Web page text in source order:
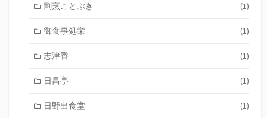
割烹ことぶき (1)
御食事処栄 (1)
志津香 (1)
日昌亭 (1)
日野出食堂 (1)